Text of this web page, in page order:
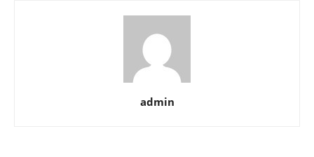
admin